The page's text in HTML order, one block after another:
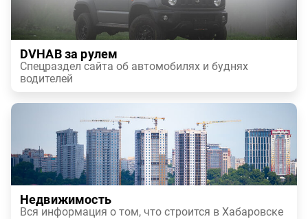
DVHAB за рулем
Спецраздел сайта об автомобилях и буднях
водителей
Недвижимость
Вся информация о том, что строится в Хабаровске